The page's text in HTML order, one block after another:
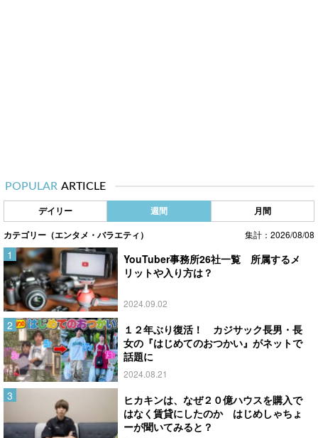
POPULAR ARTICLE
デイリー 週間 月間
カテゴリー（エンタメ・バラエティ） 集計：2026/08/08
YouTuber事務所26社一覧 所属するメ
リットや入り方は？
2024.09.02
１２年ぶり復活！ カジサック長男・長
女の『はじめてのおつかい』がネットで
話題に
2024.08.21
ヒカキンは、なぜ２０億ハウスを購入で
はなく賃貸にしたのか はじめしゃちょ
ーが聞いてみると？